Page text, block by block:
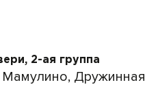
2-ая группа
Мамулино, Дружинная